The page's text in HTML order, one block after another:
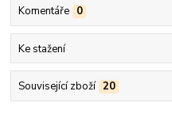
Komentáře 0
Ke stažení
Související zboží 20